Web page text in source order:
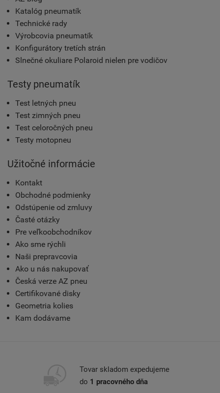
Katalóg pneumatík
Technické rady
Výrobcovia pneumatík
Konfigurátory tretích strán
Slnečné okuliare Polaroid nielen pre vodičov
Testy pneumatík
Test letných pneu
Test zimných pneu
Test celoročných pneu
Testy motopneu
Užitočné informácie
Kontakt
Obchodné podmienky
Odstúpenie od zmluvy
Časté otázky
Pre veľkoobchodníkov
Ako sme rýchli
Naši prepravcovia
Ako u nás nakupovať
Česká verze AZ pneu
Certifikované disky
Geometria kolies
Kam dodávame
Tovar skladom expedujeme
do 1 pracovného dňa